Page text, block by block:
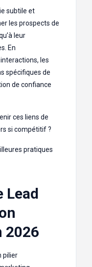
subtile et
les prospects de
leur
En
les
spécifiques de
de confiance
ces liens de
si compétitif ?
pratiques
Lead
2026
pilier